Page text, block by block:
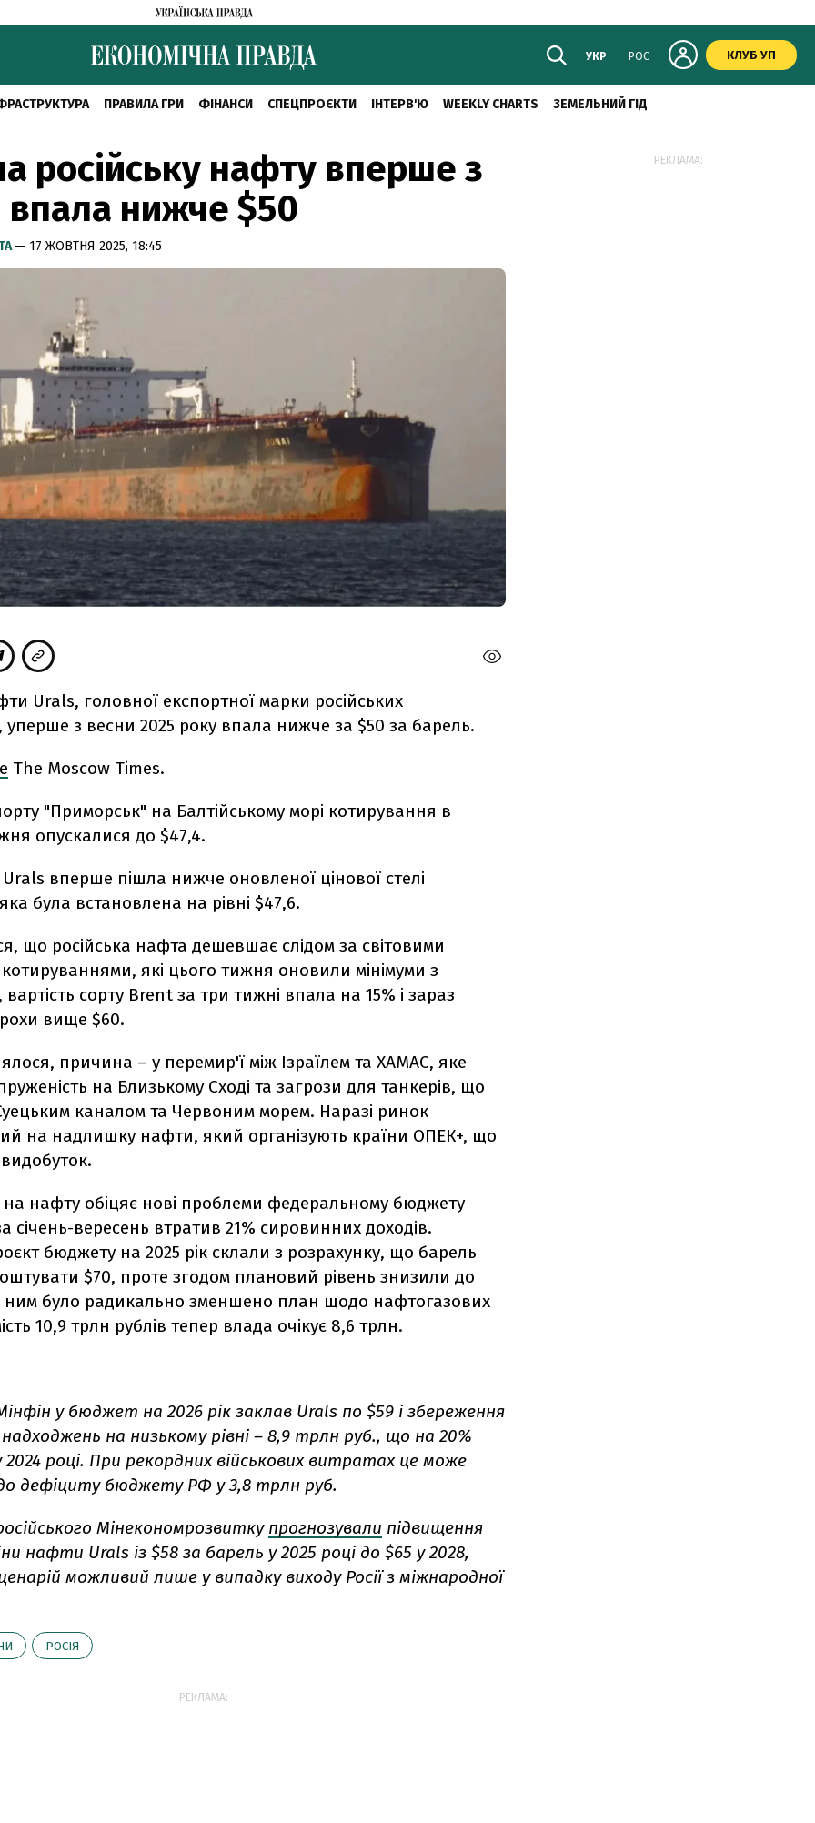
УКР РОС КЛУБ УП
ПРАВИЛА ГРИ ФІНАНСИ СПЕЦПРОЄКТИ ІНТЕРВ'Ю WEEKLY CHARTS ЗЕМЕЛЬНИЙ ГІД
російську нафту вперше з
впала нижче $50
— 17 ЖОВТНЯ 2025, 18:45
Urals, головної експортної марки російських
уперше з весни 2025 року впала нижче за $50 за барель.
The Moscow Times.
"Приморськ" на Балтійському морі котирування в
опускалися до $47,4.
Urals вперше пішла нижче оновленої цінової стелі
була встановлена ​​на рівні $47,6.
що російська нафта дешевшає слідом за світовими
які цього тижня оновили мінімуми з
сорту Brent за три тижні впала на 15% і зараз
вище $60.
причина – у перемир'ї між Ізраїлем та ХАМАС, яке
на Близькому Сході та загрози для танкерів, що
каналом та Червоним морем. Наразі ринок
на надлишку нафти, який організують країни ОПЕК+, що
на нафту обіцяє нові проблеми федеральному бюджету
січень-вересень втратив 21% сировинних доходів.
бюджету на 2025 рік склали з розрахунку, що барель
$70, проте згодом плановий рівень знизили до
ним було радикально зменшено план щодо нафтогазових
10,9 трлн рублів тепер влада очікує 8,6 трлн.
у бюджет на 2026 рік заклав Urals по $59 і збереження
на низькому рівні – 8,9 трлн руб., що на 20%
2024 році. При рекордних військових витратах це може
дефіциту бюджету РФ у 3,8 трлн руб.
Мінекономрозвитку прогнозували підвищення
нафти Urals із $58 за барель у 2025 році до $65 у 2028,
можливий лише у випадку виходу Росії з міжнародної
РОСІЯ
РЕКЛАМА:
РЕКЛАМА: